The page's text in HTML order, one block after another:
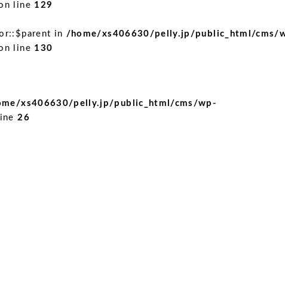
line 129
in /home/xs406630/pelly.jp/public_html/cms/
line 130
xs406630/pelly.jp/public_html/cms/wp-
26